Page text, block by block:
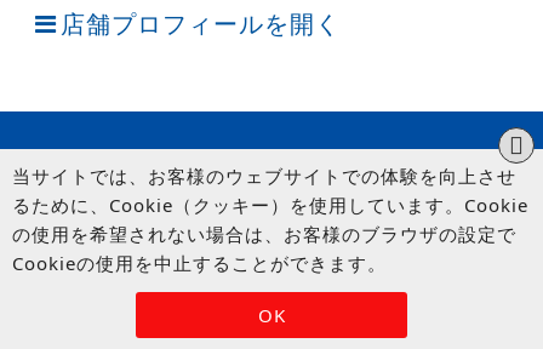
店舗プロフィールを開く
© UP GARAGE GROUP Co., Ltd.
OK
当サイトでは、お客様のウェブサイトでの体験を向上させ
るために、Cookie（クッキー）を使用しています。Cookie
の使用を希望されない場合は、お客様のブラウザの設定で
Cookieの使用を中止することができます。